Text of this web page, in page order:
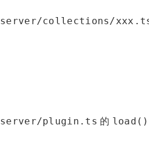
server/collections/
server/plugin.ts 的 load()